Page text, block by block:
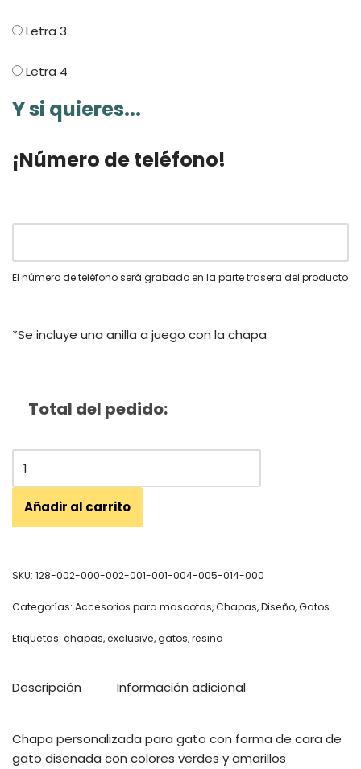
Letra 3
Letra 4
Y si quieres...
¡Número de teléfono!
El número de teléfono será grabado en la parte trasera del producto
*Se incluye una anilla a juego con la chapa
Total del pedido:
Añadir al carrito
SKU: 128-002-000-002-001-001-004-005-014-000
Categorías: Accesorios para mascotas,Chapas,Diseño,Gatos
Etiquetas: chapas,exclusive,gatos,resina
Descripción Información adicional
Chapa personalizada para gato con forma de cara de
gato diseñada con colores verdes y amarillos